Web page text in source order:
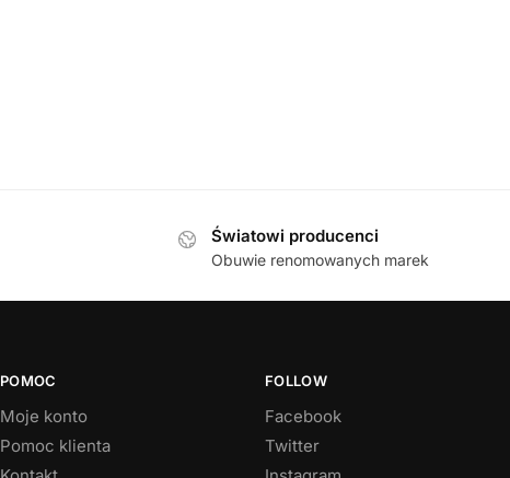
Światowi producenci
Obuwie renomowanych marek
POMOC
Moje konto
Pomoc klienta
FOLLOW
Facebook
Twitter